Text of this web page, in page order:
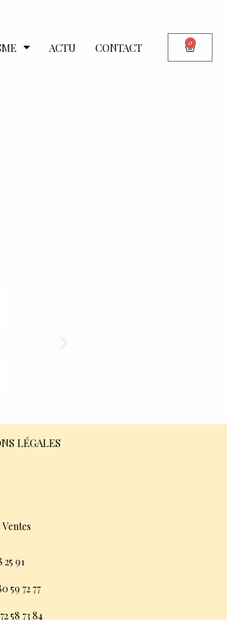
ACTU CONTACT 0
LÉGALES
25 91
59 72 77
58 73 84